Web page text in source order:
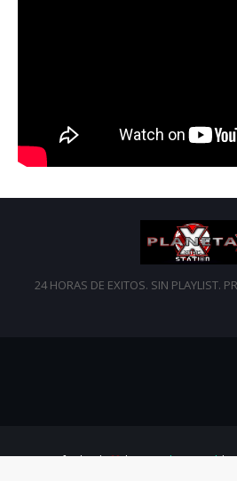
24 HORAS DE EXITOS. SIN PLAYLIST.
Crafted with byTemplatesYard|